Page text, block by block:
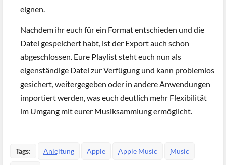
eignen.
Nachdem ihr euch für ein Format entschieden und die
Datei gespeichert habt, ist der Export auch schon
abgeschlossen. Eure Playlist steht euch nun als
eigenständige Datei zur Verfügung und kann problemlos
gesichert, weitergegeben oder in andere Anwendungen
importiert werden, was euch deutlich mehr Flexibilität
im Umgang mit eurer Musiksammlung ermöglicht.
Tags: Anleitung Apple Apple Music Music